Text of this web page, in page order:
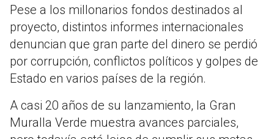
Pese a los millonarios fondos destinados al
proyecto, distintos informes internacionales
denuncian que gran parte del dinero se perdió
por corrupción, conflictos políticos y golpes de
Estado en varios países de la región.
A casi 20 años de su lanzamiento, la Gran
Muralla Verde muestra avances parciales,